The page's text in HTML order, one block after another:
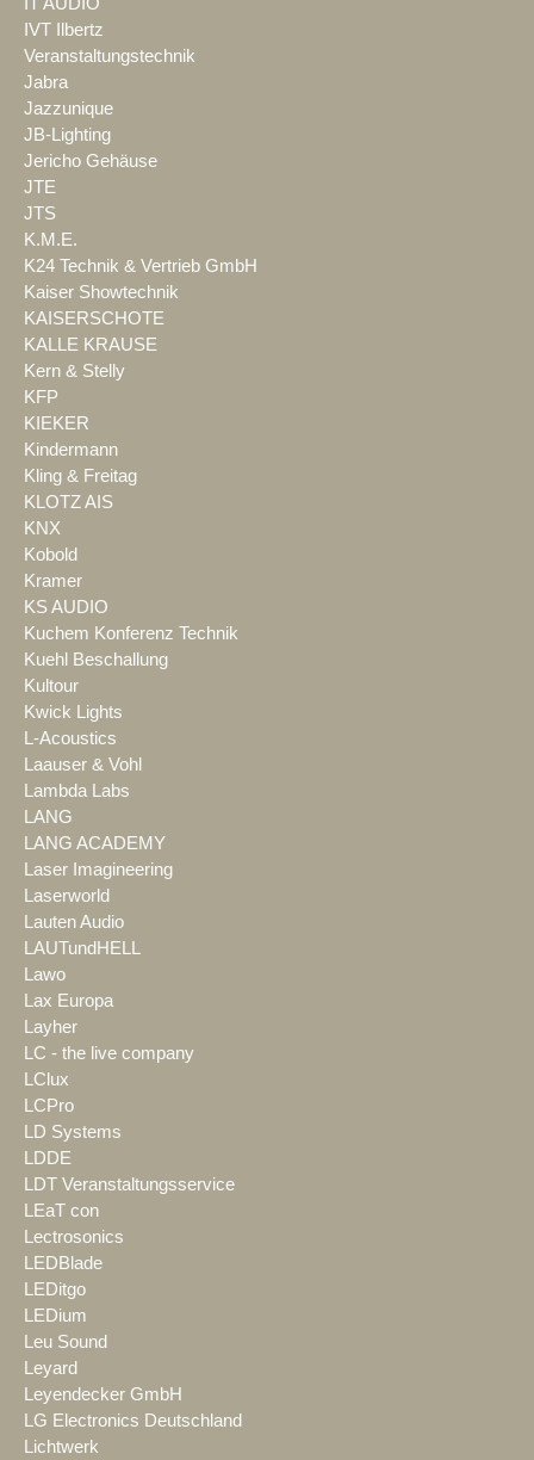
IVT Ilbertz
Veranstaltungstechnik
Jabra
Jazzunique
JB-Lighting
Jericho Gehäuse
JTE
JTS
K.M.E.
K24 Technik & Vertrieb GmbH
Kaiser Showtechnik
KAISERSCHOTE
KALLE KRAUSE
Kern & Stelly
KFP
KIEKER
Kindermann
Kling & Freitag
KLOTZ AIS
KNX
Kobold
Kramer
KS AUDIO
Kuchem Konferenz Technik
Kuehl Beschallung
Kultour
Kwick Lights
L-Acoustics
Laauser & Vohl
Lambda Labs
LANG
LANG ACADEMY
Laser Imagineering
Laserworld
Lauten Audio
LAUTundHELL
Lawo
Lax Europa
Layher
LC - the live company
LClux
LCPro
LD Systems
LDDE
LDT Veranstaltungsservice
LEaT con
Lectrosonics
LEDBlade
LEDitgo
LEDium
Leu Sound
Leyard
Leyendecker GmbH
LG Electronics Deutschland
Lichtwerk